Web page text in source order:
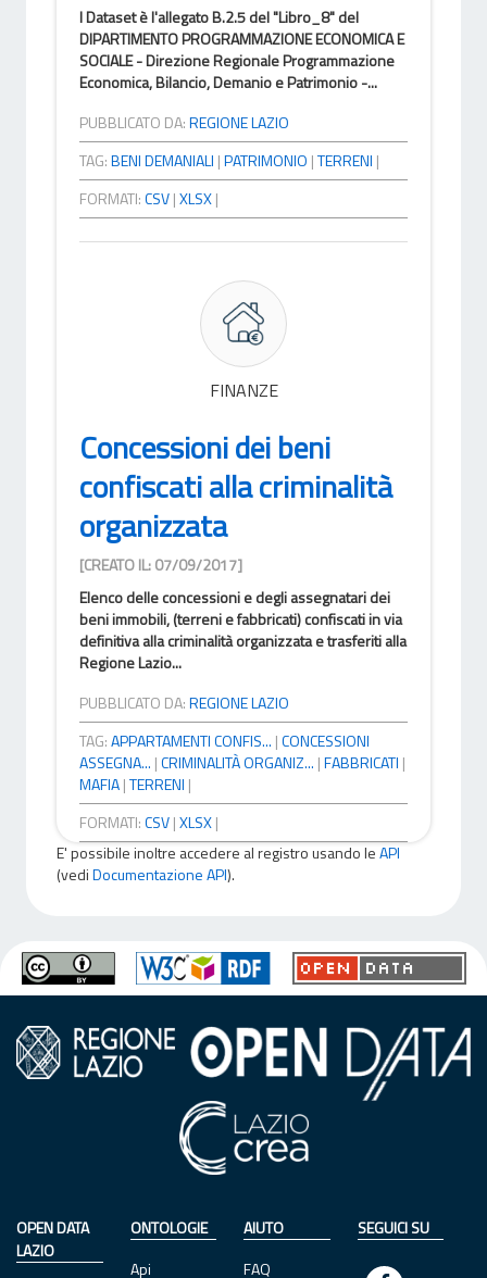
l Dataset è l'allegato B.2.5 del "Libro_8" del
DIPARTIMENTO PROGRAMMAZIONE ECONOMICA E
SOCIALE - Direzione Regionale Programmazione
Economica, Bilancio, Demanio e Patrimonio -...
PUBBLICATO DA:REGIONE LAZIO
TAG:BENI DEMANIALI |PATRIMONIO |TERRENI |
FORMATI:CSV|XLSX|
FINANZE
Concessioni dei beni
confiscati alla criminalità
organizzata
[CREATO IL: 07/09/2017]
Elenco delle concessioni e degli assegnatari dei
beni immobili, (terreni e fabbricati) confiscati in via
definitiva alla criminalità organizzata e trasferiti alla
Regione Lazio...
PUBBLICATO DA:REGIONE LAZIO
TAG:APPARTAMENTI CONFIS... |CONCESSIONI
ASSEGNA... |CRIMINALITÀ ORGANIZ... |FABBRICATI |
MAFIA|TERRENI |
FORMATI:CSV|XLSX|
E' possibile inoltre accedere al registro usando leAPI
(vediDocumentazione API).
OPEN DATA
LAZIO
ONTOLOGIE
Api
AIUTO
FAQ
SEGUICI SU